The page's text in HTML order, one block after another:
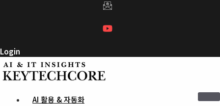
건
너
뛰
Login
AI 활용 & 자동화